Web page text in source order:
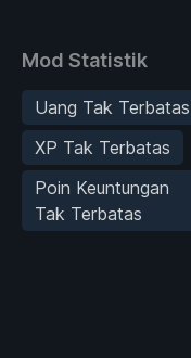
Mod Statistik
Uang Tak Terbatas
XP Tak Terbatas
Poin Keuntungan
Tak Terbatas